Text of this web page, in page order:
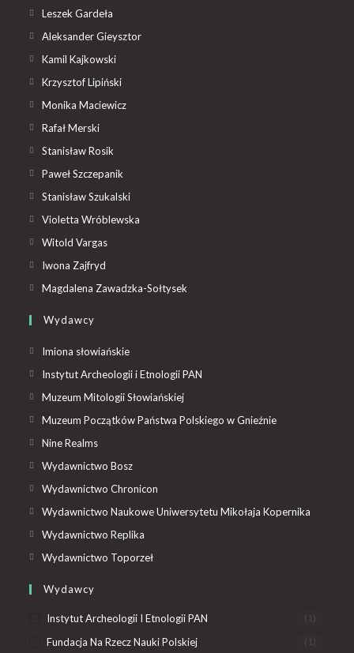
Leszek Gardeła
Aleksander Gieysztor
Kamil Kajkowski
Krzysztof Lipiński
Monika Maciewicz
Rafał Merski
Stanisław Rosik
Paweł Szczepanik
Stanisław Szukalski
Violetta Wróblewska
Witold Vargas
Iwona Zajfryd
Magdalena Zawadzka-Sołtysek
Wydawcy
Imiona słowiańskie
Instytut Archeologii i Etnologii PAN
Muzeum Mitologii Słowiańskiej
Muzeum Początków Państwa Polskiego w Gnieźnie
Nine Realms
Wydawnictwo Bosz
Wydawnictwo Chronicon
Wydawnictwo Naukowe Uniwersytetu Mikołaja Kopernika
Wydawnictwo Replika
Wydawnictwo Toporzeł
Wydawcy
Instytut Archeologii I Etnologii PAN (1)
Fundacja Na Rzecz Nauki Polskiej (1)